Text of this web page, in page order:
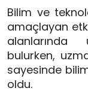
Bilim ve
amaçlayan
alanlarında
bulurken,
sayesinde
oldu.